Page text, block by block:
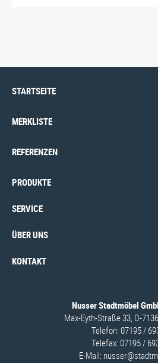
STARTSEITE
MERKLISTE
REFERENZEN
PRODUKTE
SERVICE
ÜBER UNS
KONTAKT
Nusser Stadtmöbel
Max-Eyth-Straße 33, D-
Telefon: 07195 /
Telefax: 07195 /
E‑Mail: